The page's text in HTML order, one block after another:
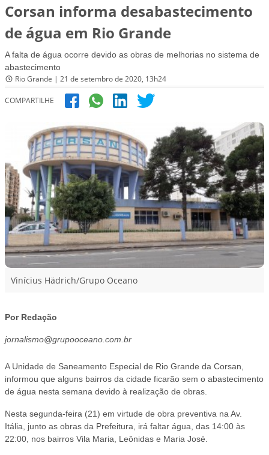
Corsan informa desabastecimento
de água em Rio Grande
A falta de água ocorre devido as obras de melhorias no sistema de
abastecimento
Rio Grande | 21 de setembro de 2020, 13h24
COMPARTILHE
Vinícius Hädrich/Grupo Oceano
Por Redação
jornalismo@grupooceano.com.br
A Unidade de Saneamento Especial de Rio Grande da Corsan,
informou que alguns bairros da cidade ficarão sem o abastecimento
de água nesta semana devido à realização de obras.
Nesta segunda-feira (21) em virtude de obra preventiva na Av.
Itália, junto as obras da Prefeitura, irá faltar água, das 14:00 às
22:00, nos bairros Vila Maria, Leônidas e Maria José.